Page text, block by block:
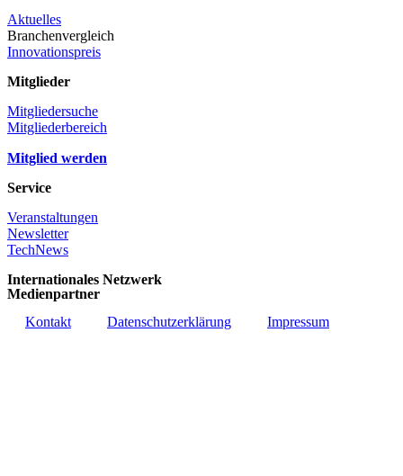
Aktuelles
Branchenvergleich
Innovationspreis
Mitglieder
Mitgliedersuche
Mitgliederbereich
Mitglied werden
Service
Veranstaltungen
Newsletter
TechNews
Internationales Netzwerk
Medienpartner
Kontakt
Datenschutzerklärung Impressum